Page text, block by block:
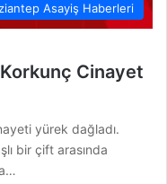
Asayiş Haberleri
Cinayet
yürek dağladı.
bir çift arasında